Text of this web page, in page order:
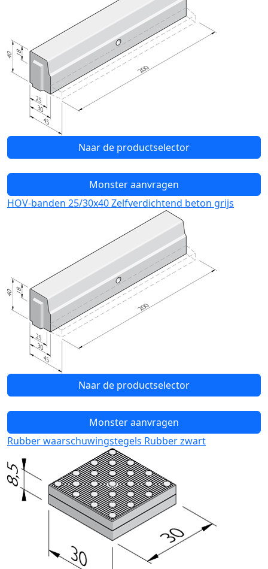
Naar de productselector
Monster aanvragen
HOV-banden 25/30x40 Zelfverdichtend beton grijs
Naar de productselector
Monster aanvragen
Rubber waarschuwingstegels Rubber zwart